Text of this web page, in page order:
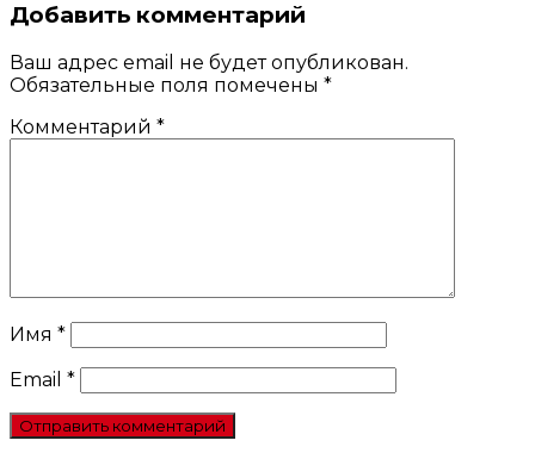
Добавить комментарий
Ваш адрес email не будет опубликован.
Обязательные поля помечены *
Комментарий *
Имя *
Email *